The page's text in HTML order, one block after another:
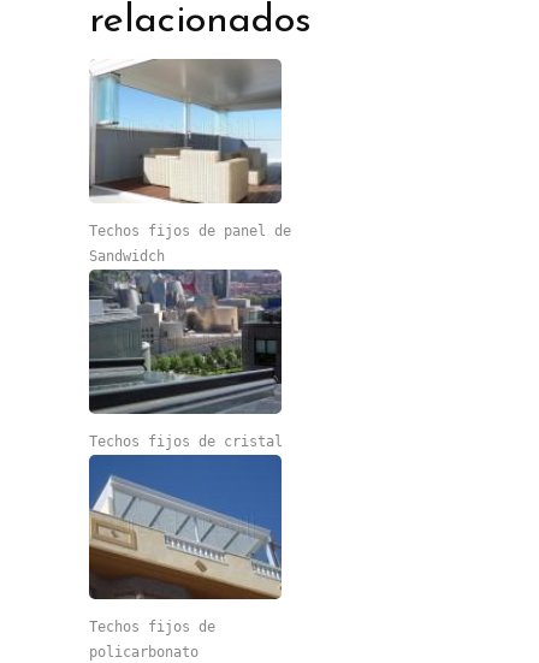
relacionados
Techos fijos de panel de
Sandwidch
Techos fijos de cristal
Techos fijos de
policarbonato